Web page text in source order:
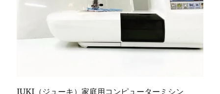
北
市
JUKI（ジューキ）家庭用コンピューターミシン